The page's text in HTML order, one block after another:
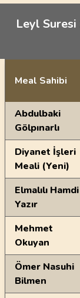
Leyl
Ayetin
Meal Sahibi
Abdulbaki
Gölpınarlı
Diyanet İşleri
Meali (Yeni)
Elmalılı Hamdi
Yazır
Mehmet
Okuyan
Ömer Nasuhi
Bilmen